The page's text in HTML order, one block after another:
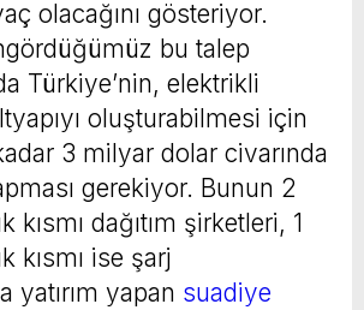
olacağını gösteriyor.
bu talep
Türkiye’nin, elektrikli
oluşturabilmesi için
3 milyar dolar civarında
gerekiyor. Bunun 2
kısmı dağıtım şirketleri, 1
kısmı ise şarj
yatırım yapan suadiye